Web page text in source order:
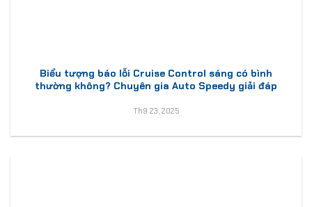
Biểu tượng báo lỗi Cruise Control sáng có bình
thường không? Chuyên gia Auto Speedy giải đáp
Th9 23, 2025